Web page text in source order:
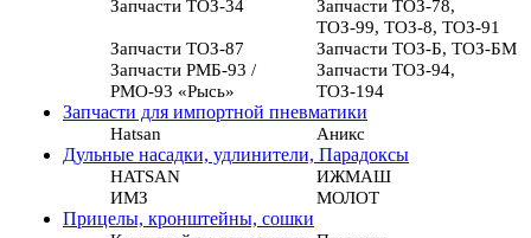
Запчасти ТОЗ-34
Запчасти ТОЗ-78,
ТОЗ-99, ТОЗ-8, ТОЗ-91
Запчасти ТОЗ-87
Запчасти ТОЗ-Б, ТОЗ-БМ
Запчасти РМБ-93 /
РМО-93 «Рысь»
Запчасти ТОЗ-94,
ТОЗ-194
Запчасти для импортной пневматики
Hatsan
Аникс
Дульные насадки, удлинители, Парадоксы
HATSAN
ИЖМАШ
ИМЗ
МОЛОТ
Прицелы, кронштейны, сошки